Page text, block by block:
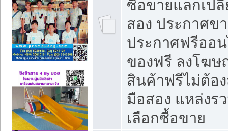
ซื้อขายแลกเป
สอง ประกาศข
ประกาศฟรีออ
ของฟรี ลงโฆ
สินค้าฟรีไม่ต้อ
มือสอง แหล่งร
เลือกซื้อขาย